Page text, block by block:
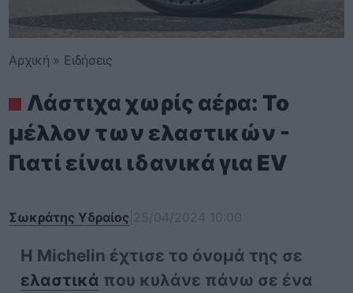
Αρχική » Ειδήσεις
Λάστιχα χωρίς αέρα: Το
μέλλον των ελαστικών -
Γιατί είναι ιδανικά για EV
Σωκράτης Υδραίος
Η Michelin έχτισε το όνομά της σε
ελαστικά που κυλάνε πάνω σε ένα